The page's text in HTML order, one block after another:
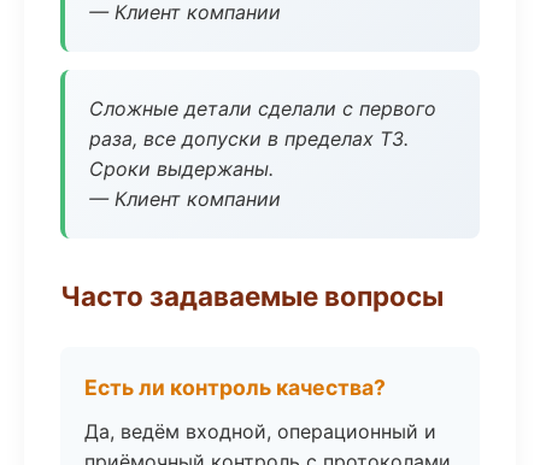
— Клиент компании
Сложные детали сделали с первого
раза, все допуски в пределах ТЗ.
Сроки выдержаны.
— Клиент компании
Часто задаваемые вопросы
Есть ли контроль качества?
Да, ведём входной, операционный и